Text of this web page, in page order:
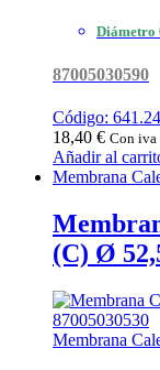
Diámetro
87005030590
Código:
18,40 € Con iva
Añadir al
Membrana
(C) Ø
Membrana